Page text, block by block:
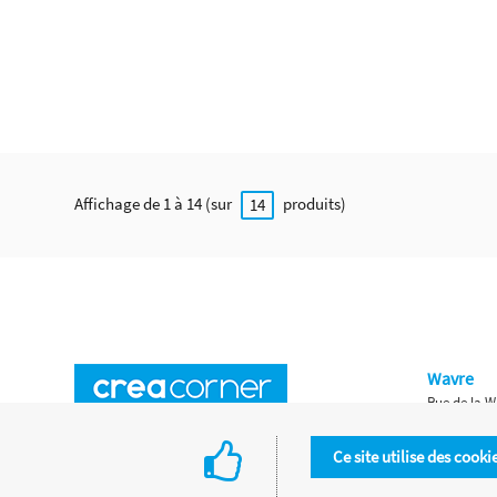
Affichage de 1 à 14 (sur 14 produits)
Ce site utilise des
Wavre
Rue de la
Waterloo
Chaussée